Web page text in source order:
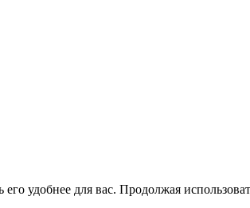
удобнее для вас. Продолжая